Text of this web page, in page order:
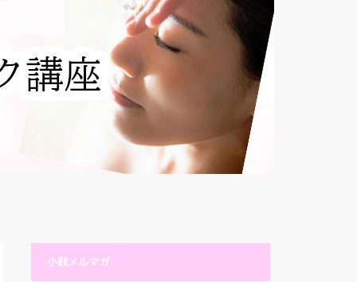
小顔メルマガ